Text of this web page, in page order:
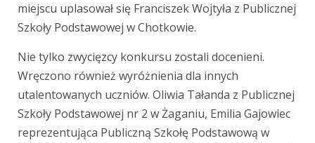
miejscu uplasował się Franciszek Wojtyła z Publicznej
Szkoły Podstawowej w Chotkowie.
Nie tylko zwycięzcy konkursu zostali docenieni.
Wręczono również wyróżnienia dla innych
utalentowanych uczniów. Oliwia Tałanda z Publicznej
Szkoły Podstawowej nr 2 w Żaganiu, Emilia Gajowiec
reprezentująca Publiczną Szkołę Podstawową w